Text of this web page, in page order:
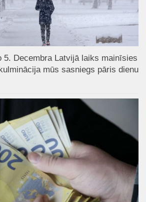
5. Decembra Latvijā laiks mainīsies
mūs sasniegs pāris dienu